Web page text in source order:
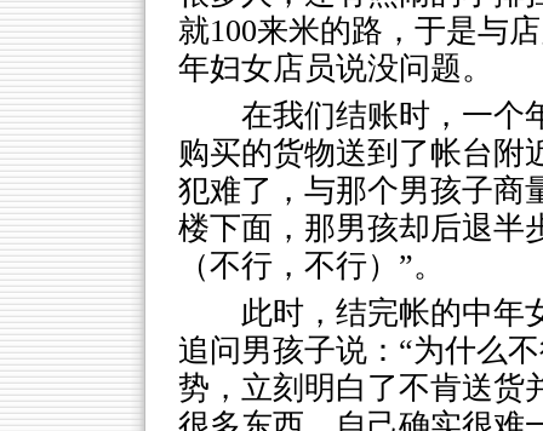
就100来米的路，于是与
年妇女店员说没问题。
在我们结账时，一个
购买的货物送到了帐台附
犯难了，与那个男孩子商
楼下面，那男孩却后退半
（不行，不行）”。
此时，结完帐的中年
追问男孩子说：“为什么
势，立刻明白了不肯送货